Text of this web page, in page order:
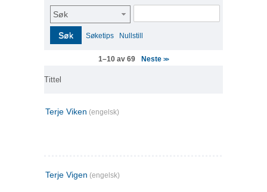
Søk
Søk Søketips Nullstill
1–10 av 69 Neste>>
Tittel
Terje Viken (engelsk)
Terje Vigen (engelsk)